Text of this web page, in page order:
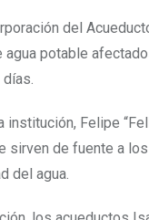
del
potable
institución, Felipe
sirven de fuente a
del agua.